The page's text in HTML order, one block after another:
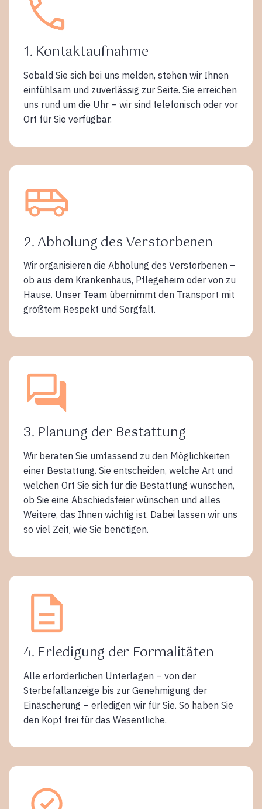
1. Kontaktaufnahme
Sobald Sie sich bei uns melden, stehen wir Ihnen
einfühlsam und zuverlässig zur Seite. Sie erreichen
uns rund um die Uhr – wir sind telefonisch oder vor
Ort für Sie verfügbar.
2. Abholung des Verstorbenen
Wir organisieren die Abholung des Verstorbenen –
ob aus dem Krankenhaus, Pflegeheim oder von zu
Hause. Unser Team übernimmt den Transport mit
größtem Respekt und Sorgfalt.
3. Planung der Bestattung
Wir beraten Sie umfassend zu den Möglichkeiten
einer Bestattung. Sie entscheiden, welche Art und
welchen Ort Sie sich für die Bestattung wünschen,
ob Sie eine Abschiedsfeier wünschen und alles
Weitere, das Ihnen wichtig ist. Dabei lassen wir uns
so viel Zeit, wie Sie benötigen.
4. Erledigung der Formalitäten
Alle erforderlichen Unterlagen – von der
Sterbefallanzeige bis zur Genehmigung der
Einäscherung – erledigen wir für Sie. So haben Sie
den Kopf frei für das Wesentliche.